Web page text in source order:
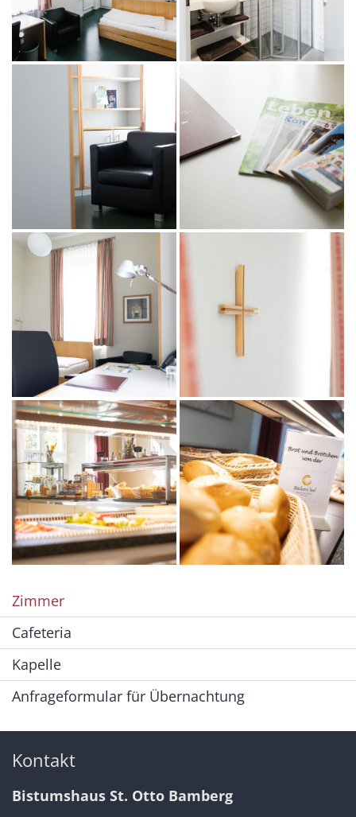
Zimmer
Cafeteria
Kapelle
Anfrageformular für Übernachtung
Kontakt
Bistumshaus St. Otto Bamberg